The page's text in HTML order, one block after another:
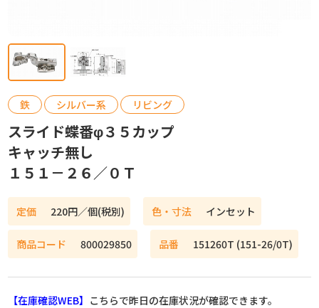
鉄 シルバー系 リビング
スライド蝶番φ３５カップ
キャッチ無し
１５１－２６／０Ｔ
定価 220円／個(税別) 色・寸法 インセット
商品コード 800029850 品番 151260T (151-26/0T)
【在庫確認WEB】 こちらで昨日の在庫状況が確認できます。